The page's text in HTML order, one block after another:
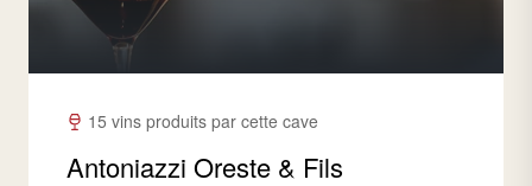
15 vins produits par cette cave
Antoniazzi Oreste & Fils